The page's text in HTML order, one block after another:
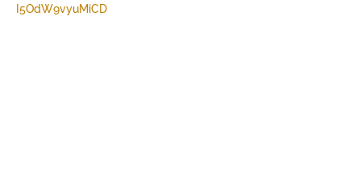
I5OdW9vyuMiCD